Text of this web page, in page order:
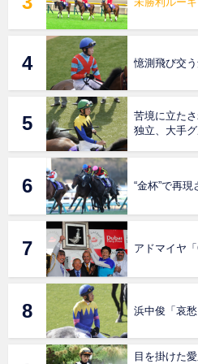
憶測飛び交
苦境に立た
独立、大手
“金杯”で再
アドマイヤ「
浜中俊「哀
目を掛けた